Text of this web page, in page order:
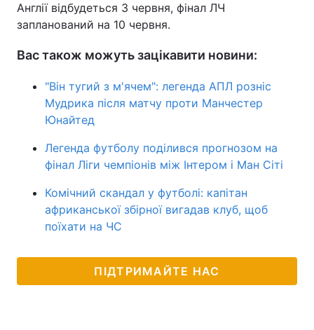
Англії відбудеться 3 червня, фінал ЛЧ
запланований на 10 червня.
Вас також можуть зацікавити новини:
"Він тугий з м'ячем": легенда АПЛ розніс
Мудрика після матчу проти Манчестер
Юнайтед
Легенда футболу поділився прогнозом на
фінал Ліги чемпіонів між Інтером і Ман Сіті
Комічний скандал у футболі: капітан
африканської збірної вигадав клуб, щоб
поїхати на ЧС
ПІДТРИМАЙТЕ НАС